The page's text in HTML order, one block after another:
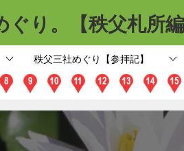
り。【秩父札所編
秩父三社めぐり【参拝記】